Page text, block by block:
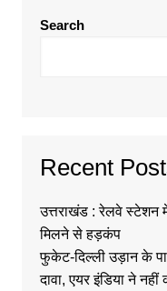
Search
Recent
उत्तराखंड : रेलवे स्टेशन
मिलने से हड़कंप
फुकेट-दिल्ली उड़ान के
दावा, एयर इंडिया ने नहीं